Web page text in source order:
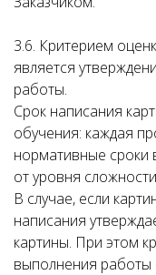
3.6. Критерием
является
работы.
Срок написания
обучения: каждая
нормативные сроки
от уровня
В случае, если
написания
картины. При этом
выполнения